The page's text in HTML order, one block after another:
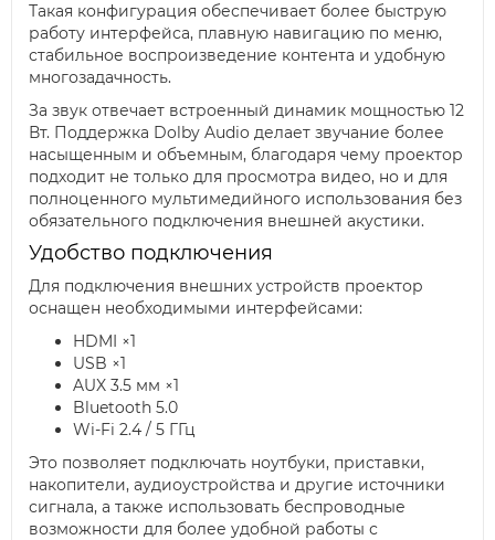
Такая конфигурация обеспечивает более быструю
работу интерфейса, плавную навигацию по меню,
стабильное воспроизведение контента и удобную
многозадачность.
За звук отвечает встроенный динамик мощностью 12
Вт. Поддержка Dolby Audio делает звучание более
насыщенным и объемным, благодаря чему проектор
подходит не только для просмотра видео, но и для
полноценного мультимедийного использования без
обязательного подключения внешней акустики.
Удобство подключения
Для подключения внешних устройств проектор
оснащен необходимыми интерфейсами:
HDMI ×1
USB ×1
AUX 3.5 мм ×1
Bluetooth 5.0
Wi-Fi 2.4 / 5 ГГц
Это позволяет подключать ноутбуки, приставки,
накопители, аудиоустройства и другие источники
сигнала, а также использовать беспроводные
возможности для более удобной работы с